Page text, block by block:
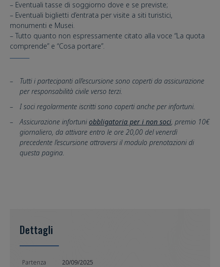
– Eventuali tasse di soggiorno dove e se previste;
– Eventuali biglietti d’entrata per visite a siti turistici,
monumenti e Musei.
– Tutto quanto non espressamente citato alla voce “La quota
comprende” e “Cosa portare”.
Tutti i partecipanti all’escursione sono coperti da assicurazione
per responsabilità civile verso terzi.
I soci regolarmente iscritti sono coperti anche per infortuni.
Assicurazione infortuniobbligatoria per i non soci, premio 10€
giornaliero, da attivare entro le ore 20,00 del venerdì
precedente l’escursione attraversi il modulo prenotazioni di
questa pagina.
Dettagli
Partenza 20/09/2025